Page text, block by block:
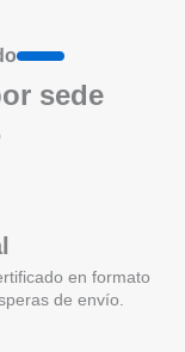
sede
en formato
de envío.